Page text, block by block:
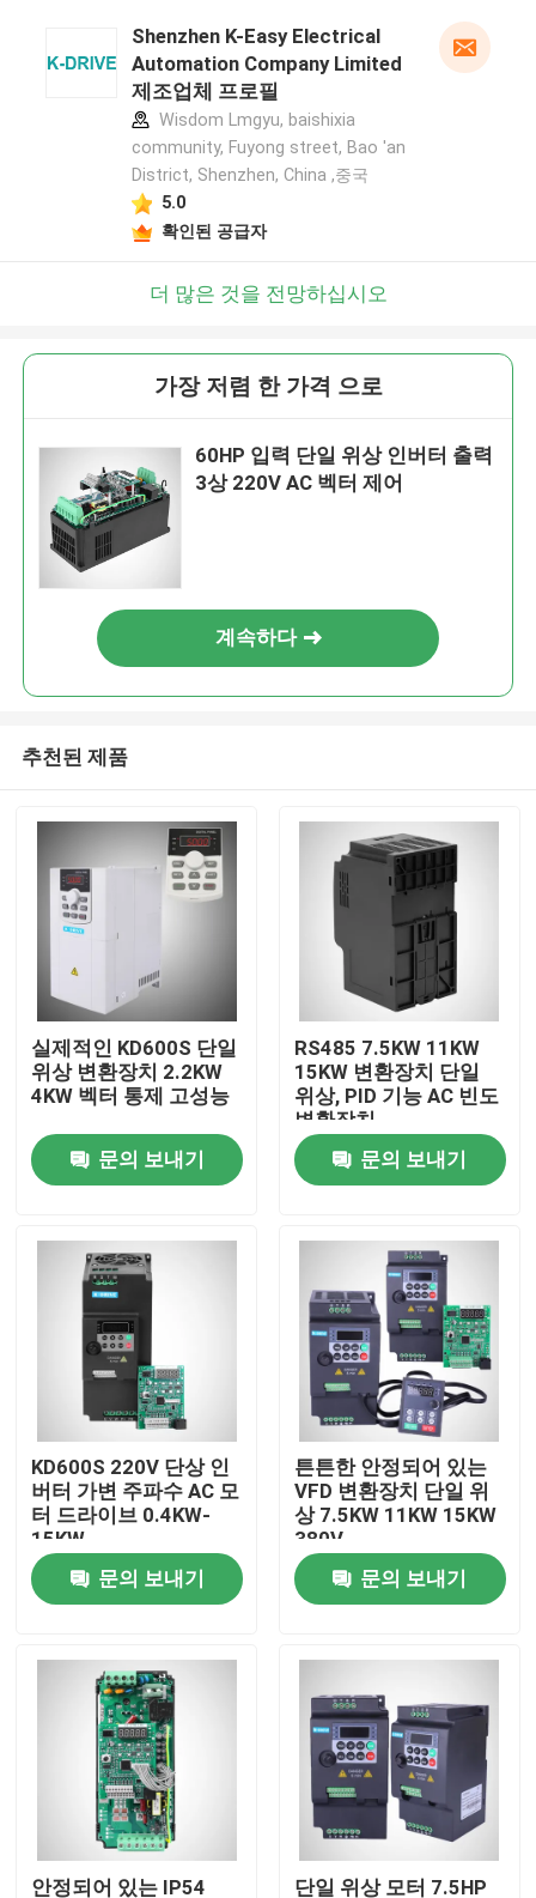
제품 소개
동영상
공장 투어
품질 관리
견적 요청
가변 주파수 인버터
단일 상 인버터
3상 인버터
Shenzhen K-Easy Electrical
Automation Company Limited
제조업체 프로필
Wisdom Lmgyu, baishixia
community, Fuyong street, Bao 'an
District, Shenzhen, China ,중국
5.0
확인된 공급자
더 많은 것을 전망하십시오
가장 저렴 한 가격 으로
60HP 입력 단일 위상 인버터 출력
3상 220V AC 벡터 제어
계속하다
추천된 제품
실제적인 KD600S 단일
위상 변환장치 2.2KW
4KW 벡터 통제 고성능
문의 보내기
RS485 7.5KW 11KW
15KW 변환장치 단일
위상, PID 기능 AC 빈도
변환장치
문의 보내기
KD600S 220V 단상 인
버터 가변 주파수 AC 모
터 드라이브 0.4KW-
15KW
문의 보내기
튼튼한 안정되어 있는
VFD 변환장치 단일 위
상 7.5KW 11KW 15KW
380V
문의 보내기
안정되어 있는 IP54 단일 위상 모터 7.5HP